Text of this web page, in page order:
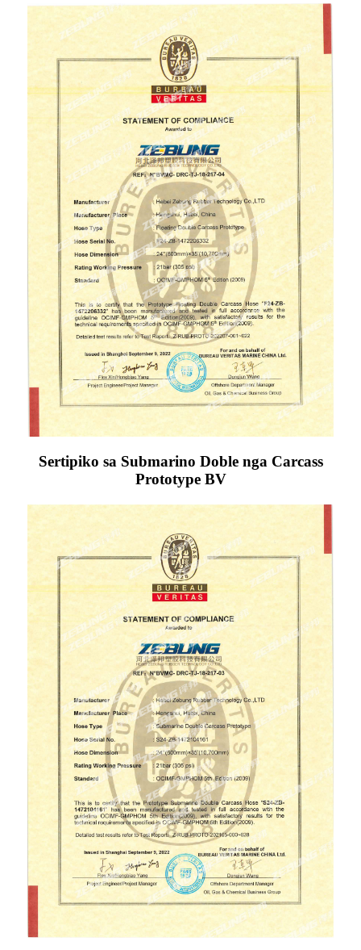
Sertipiko sa Submarino Doble nga Carcass
Prototype BV